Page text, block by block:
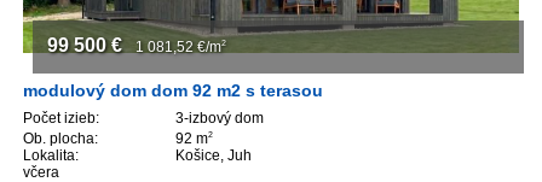
modulový dom dom 92 m2 s terasou
Počet izieb:
3-izbový dom
Ob. plocha:
92 m2
Lokalita:
Košice, Juh
včera
99 500 € 1 081,52 €/m2